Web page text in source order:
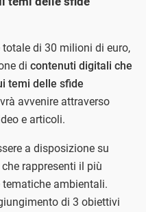
di 30 milioni di euro,
di contenuti digitali che
temi delle sfide
avvenire attraverso
e articoli.
a disposizione su
che rappresenti il più
ambientali.
di 3 obiettivi